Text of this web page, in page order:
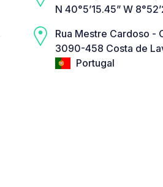
N 40°5’15.45” W
Rua Mestre Cardoso -
3090-458 Costa de
Portugal